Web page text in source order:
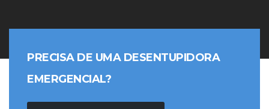
PRECISA DE UMA DESENTUPIDORA
EMERGENCIAL?